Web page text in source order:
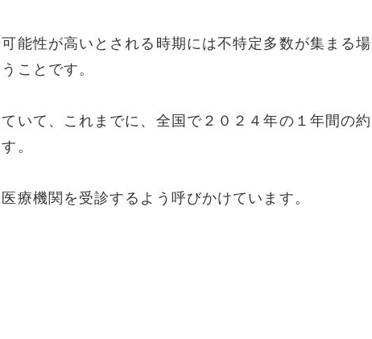
能性が高いとされる時期には不特定多数が集まる場
ことです。
いて、これまでに、全国で２０２４年の１年間の約
。
療機関を受診するよう呼びかけています。